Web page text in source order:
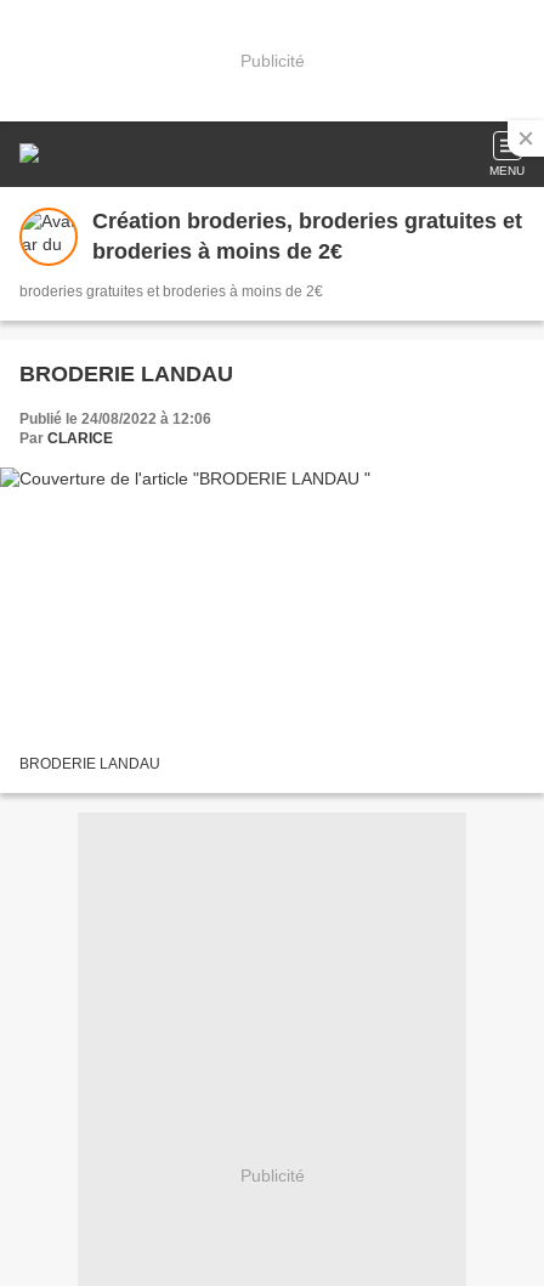
Publicité
MENU
Création broderies, broderies gratuites et
broderies à moins de 2€
broderies gratuites et broderies à moins de 2€
BRODERIE LANDAU
Publié le 24/08/2022 à 12:06
Par CLARICE
BRODERIE LANDAU
Publicité